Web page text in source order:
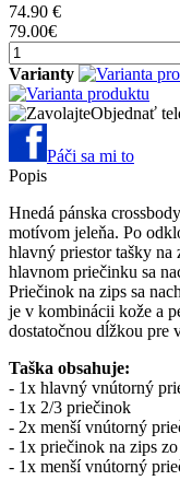
74.90 €
79.00€
Varianty
Objednať
Páči sa mi to
Popis
Hnedá pánska
motívom jeleňa. Po
hlavný priestor tašky
hlavnom priečinku sa
Priečinok na zips sa
je v kombinácii kože a
dostatočnou dĺžkou pre
Taška obsahuje:
- 1x hlavný vnútorný
- 1x 2/3 priečinok
- 2x menší vnútorný
- 1x priečinok na zips
- 1x menší vnútorný